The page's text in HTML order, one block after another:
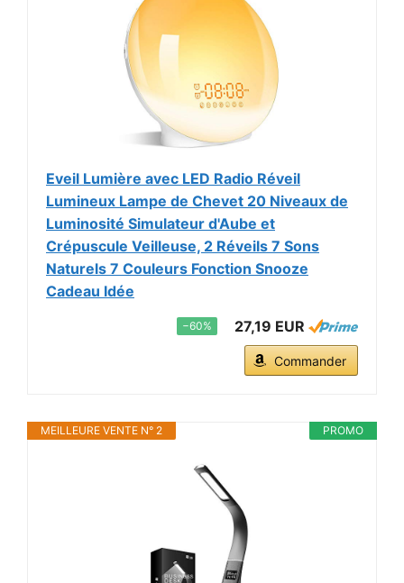
Eveil Lumière avec LED Radio Réveil
Lumineux Lampe de Chevet 20 Niveaux de
Luminosité Simulateur d'Aube et
Crépuscule Veilleuse, 2 Réveils 7 Sons
Naturels 7 Couleurs Fonction Snooze
Cadeau Idée
−60% 27,19 EUR
Commander
PROMO
MEILLEURE VENTE N° 2